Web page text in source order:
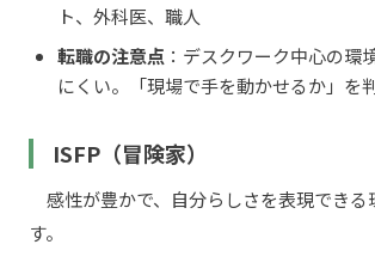
ト、外科医、職人
転職の注意点 ：デスクワーク中心の環
にくい。「現場で手を動かせるか」を
ISFP（冒険家）
感性が豊かで、自分らしさを表現できる
す。